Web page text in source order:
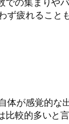
ず疲れるこ
体が感覚的
比較的多いと